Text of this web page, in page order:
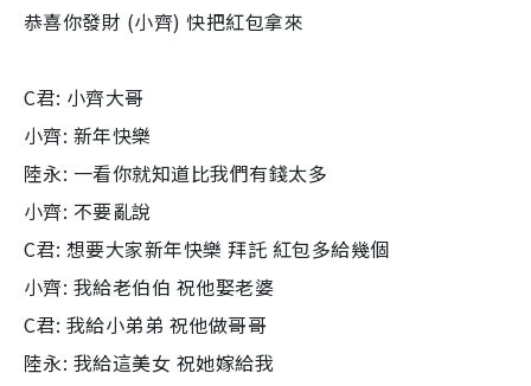
恭喜你發財 (小齊) 快把紅包拿來
C君: 小齊大哥
小齊: 新年快樂
陸永: 一看你就知道比我們有錢太多
小齊: 不要亂說
C君: 想要大家新年快樂 拜託 紅包多給幾個
小齊: 我給老伯伯 祝他娶老婆
C君: 我給小弟弟 祝他做哥哥
陸永: 我給這美女 祝她嫁給我